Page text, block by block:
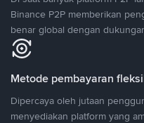
Binance P2P memberikan
benar global dengan
Metode pembayaran
Dipercaya oleh jutaan
menyediakan platform yang